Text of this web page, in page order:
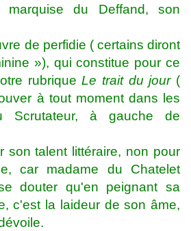
marquise du Deffand, son
de perfidie ( certains diront
»), qui constitue pour ce
rubriqueLe trait du jour(
à tout moment dans les
Scrutateur, à gauche de
son talent littéraire, non pour
car madame du Chatelet
douter qu'en peignant sa
c'est la laideur de son âme,